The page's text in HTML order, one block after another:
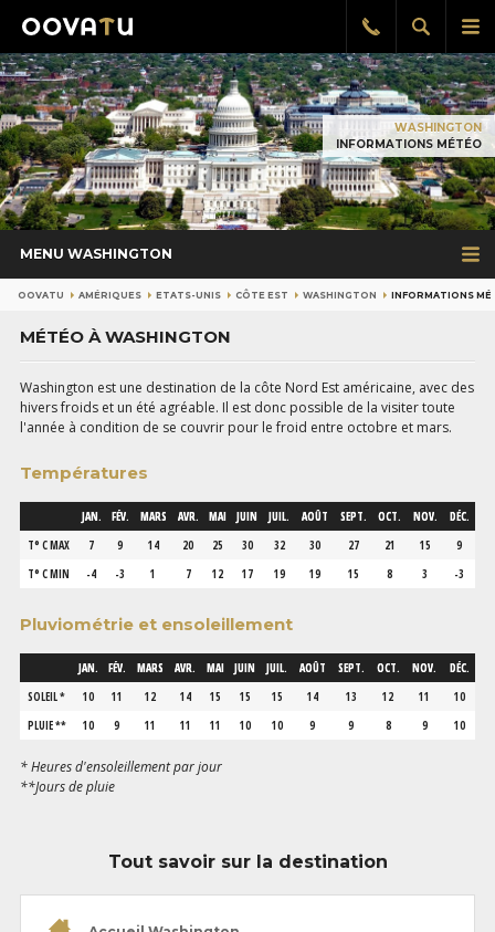
le
Afficher
la
Rappel
gratuit
WASHINGTON
INFORMATIONS MÉTÉO
MENU WASHINGTON
OOVATU AMÉRIQUES ETATS-UNIS CÔTE EST WASHINGTON INFORMATIONS
MÉTÉO À WASHINGTON
Washington est une destination de la côte Nord Est américaine, avec des
hivers froids et un été agréable. Il est donc possible de la visiter toute
l'année à condition de se couvrir pour le froid entre octobre et mars.
Températures
JAN. FÉV. MARS AVR. MAI JUIN JUIL. AOÛT SEPT. OCT. NOV.
DÉC.
T° C MAX
7 9 14 20 25 30 32 30 27 21 15
9
T° C MIN
-4 -3 1 7 12 17 19 19 15 8 3 -3
Pluviométrie et ensoleillement
JAN. FÉV. MARS AVR. MAI JUIN JUIL. AOÛT SEPT. OCT. NOV.
DÉC.
SOLEIL *
10 11 12 14 15 15 15 14 13 12 11
10
PLUIE **
10 9 11 11 11 10 10 9 9 8 9 10
* Heures d'ensoleillement par jour
**Jours de pluie
Tout savoir sur la destination